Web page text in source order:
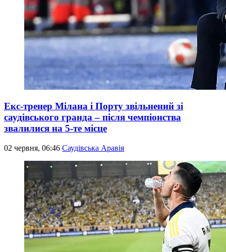
Екс-тренер Мілана і Порту звільнений зі
саудівського гранда – після чемпіонства
звалилися на 5-те місце
02 червня, 06:46 Саудівська Аравія